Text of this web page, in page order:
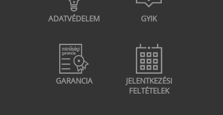
ADATVÉDELEM GYIK
GARANCIA
JELENTKEZÉSI
FELTÉTELEK